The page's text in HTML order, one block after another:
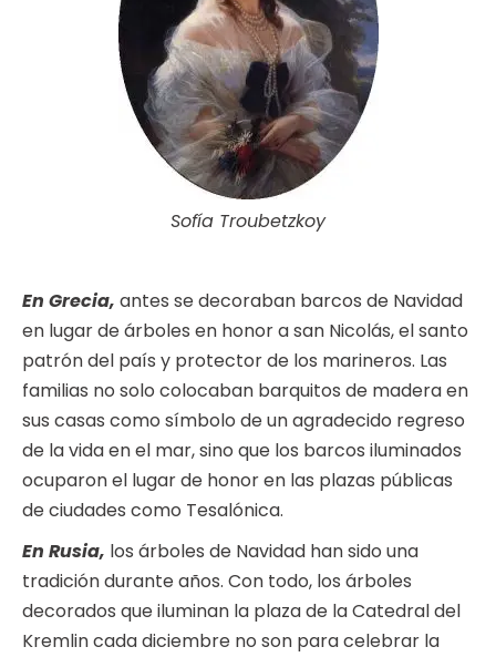
Sofía Troubetzkoy
En Grecia, antes se decoraban barcos de Navidad
en lugar de árboles en honor a san Nicolás, el santo
patrón del país y protector de los marineros. Las
familias no solo colocaban barquitos de madera en
sus casas como símbolo de un agradecido regreso
de la vida en el mar, sino que los barcos iluminados
ocuparon el lugar de honor en las plazas públicas
de ciudades como Tesalónica.
En Rusia, los árboles de Navidad han sido una
tradición durante años. Con todo, los árboles
decorados que iluminan la plaza de la Catedral del
Kremlin cada diciembre no son para celebrar la